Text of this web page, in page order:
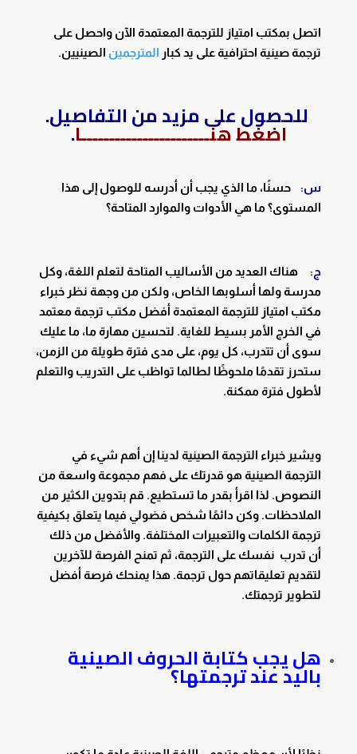
اتصل بمكتب امتياز للترجمة المعتمدة الآن واحصل على
ترجمة صينية احترافية على يد كبار المترجمين الصينيين.
للحصول على مزيد من التفاصيل.
اضغط هنـــــــــــــــــــــــا.
س:
حسنًا، ما الذي يجب أن أدرسه للوصول إلى هذا
المستوى؟ ما هي الأدوات والموارد المتاحة؟
ج:
هناك العديد من الأساليب المتاحة لتعلم اللغة، وكل
مدرسة ولها أسلوبها الخاص، ولكن من وجهة نظر خبراء
مكتب امتياز للترجمة المعتمدة أفضل مكتب ترجمة معتمد
في الخرج الأمر بسيط للغاية. لتحسين مهارة ما، ما عليك
سوى أن تتدرب، كل يوم، على مدى فترة طويلة من الزمن،
ستحرز تقدمًا ملحوظًا لطالما تواظب على التدريب والتعلم
لأطول فترة ممكنة.
ويشير خبراء الترجمة الصينية لدينا إن أهم شيء في
الترجمة الصينية هو قدرتك على فهم مجموعة واسعة من
النصوص. لذا اقرأ بقدر ما تستطيع. قم بتدوين الكثير من
الملاحظات. وكن دائمًا شخص فضولي فيما يتعلق بكيفية
ترجمة الكلمات والتعبيرات المختلفة. والأفضل من ذلك
أن تدرب نفسك على الترجمة، ثم تمنح الفرصة للآخرين
لتقديم تعليقاتهم حول ترجمة. هذا يمنحك فرصة أفضل
لتطوير ترجمتك.
هل يجب كتابة الحروف الصينية
باليد عند ترجمتها؟